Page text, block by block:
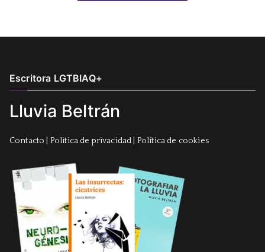
Escritora LGTBIAQ+
Lluvia Beltrán
Contacto Politica de privacidad Política de cookies